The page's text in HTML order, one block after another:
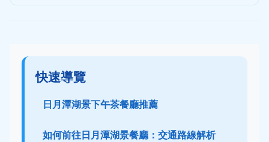
快速導覽
日月潭湖景下午茶餐廳推薦
如何前往日月潭湖景餐廳：交通路線解析